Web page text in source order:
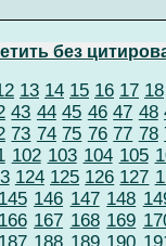
без
13 14 15 16 17 18
43 44 45 46 47 48
73 74 75 76 77 78
102 103 104 105
124 125 126 127
145 146 147 148
166 167 168 169